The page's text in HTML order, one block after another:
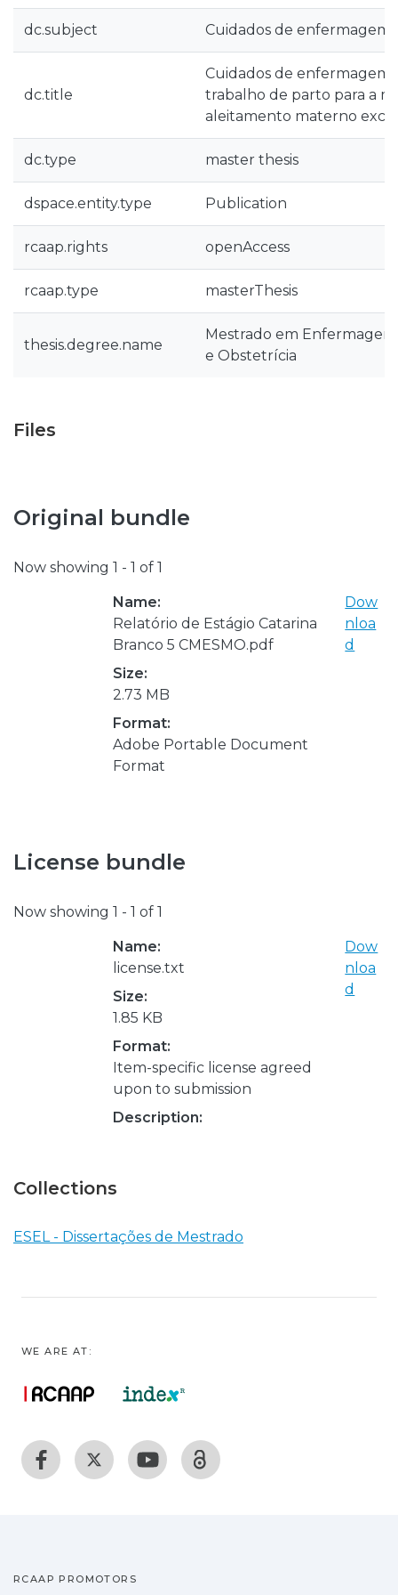
dc.subject Cuidados de enfermagem
dc.title
Cuidados de enfermagem
trabalho de parto para a
aleitamento materno
dc.type master thesis
dspace.entity.type Publication
rcaap.rights openAccess
rcaap.type masterThesis
thesis.degree.name
Mestrado em
e Obstetrícia
Files
Original bundle
Now showing 1 - 1 of 1
Name:
Relatório de Estágio Catarina
Branco 5 CMESMO.pdf
Size:
2.73 MB
Format:
Adobe Portable Document
Format
Dow
nloa
d
License bundle
Now showing 1 - 1 of 1
Name:
license.txt
Size:
1.85 KB
Format:
Item-specific license agreed
upon to submission
Description:
Dow
nloa
d
Collections
ESEL - Dissertações de Mestrado
WE ARE AT:
RCAAP PROMOTORS